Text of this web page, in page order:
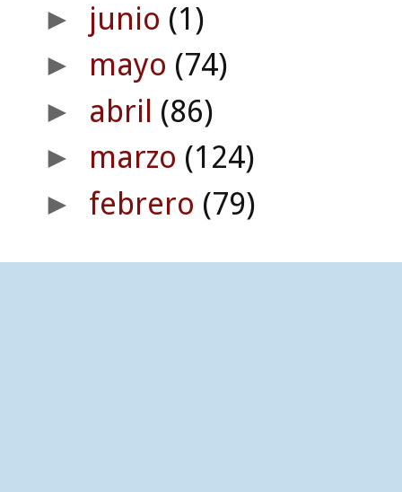
► junio (1)
► mayo (74)
► abril (86)
► marzo (124)
► febrero (79)